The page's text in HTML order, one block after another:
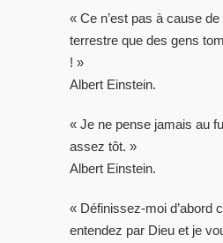
« Ce n’est pas à cause de
terrestre que des gens
! »
Albert Einstein.
« Je ne pense jamais au
assez tôt. »
Albert Einstein.
« Définissez-moi d’abord
entendez par Dieu et je